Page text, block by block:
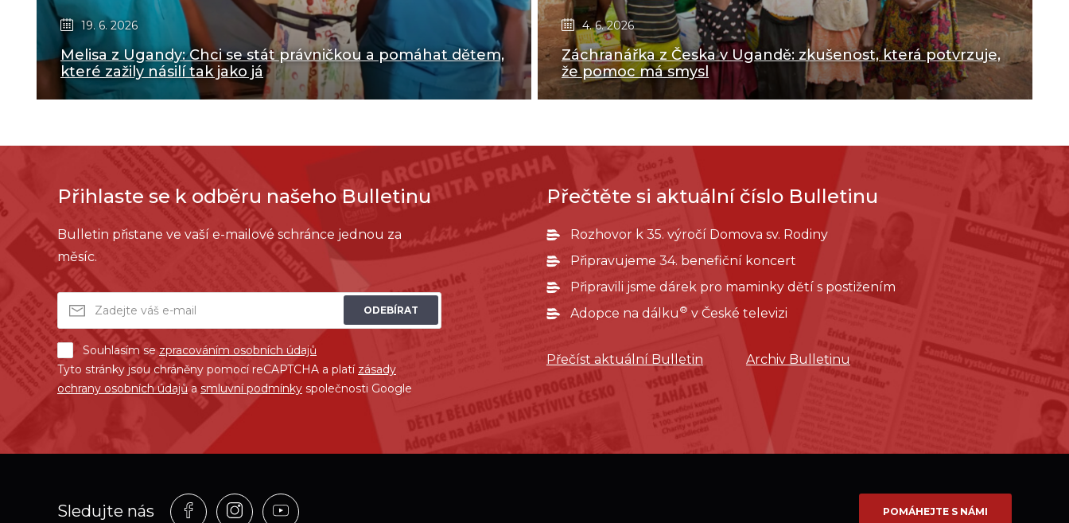
19. 6. 2026
Melisa z Ugandy: Chci se stát právničkou a pomáhat dětem,
které zažily násilí tak jako já
4. 6. 2026
Záchranářka z Česka v Ugandě: zkušenost, která potvrzuje,
že pomoc má smysl
Přihlaste se k odběru našeho Bulletinu
Bulletin přistane ve vaší e-mailové schránce jednou za
měsíc.
ODEBÍRAT
Souhlasím sezpracováním osobních údajů
Tyto stránky jsou chráněny pomocí reCAPTCHA a platí zásady
ochrany osobních údajů a smluvní podmínky společnosti Google
Přečtěte si aktuální číslo Bulletinu
Rozhovor k 35. výročí Domova sv. Rodiny
Připravujeme 34. benefiční koncert
Připravili jsme dárek pro maminky dětí s postižením
Adopce na dálku ® v České televizi
Přečíst aktuální Bulletin Archiv Bulletinu
Sledujte nás
Profil
Profil
Profil
POMÁHEJTE S NÁMI